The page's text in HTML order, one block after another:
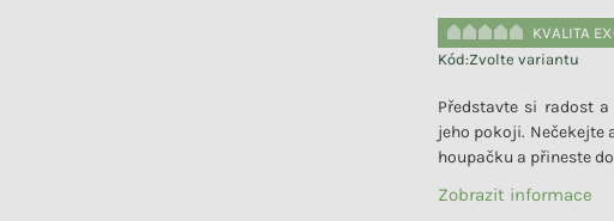
KVALITA
Kód:Zvolte variantu
Představte si radost
jeho pokoji. Nečekejte
houpačku a přineste
Zobrazit informace